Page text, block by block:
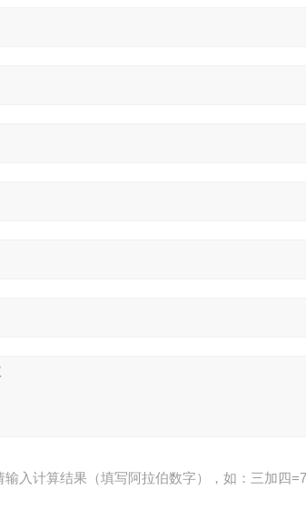
输入计算结果（填写阿拉伯数字），如：三加四=7